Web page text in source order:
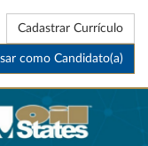
Cadastrar Currículo
como Candidato(a)